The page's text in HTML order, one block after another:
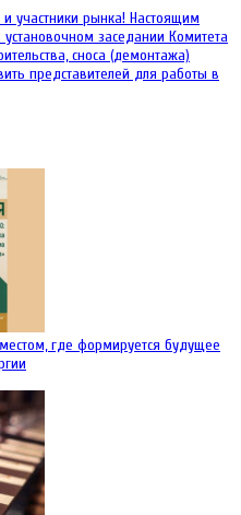
участники рынка! Настоящим
заседании Комитета
сноса (демонтажа)
представителей для работы в
местом, где формируется будущее